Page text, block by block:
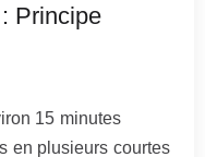
Principe
15 minutes
en plusieurs courtes